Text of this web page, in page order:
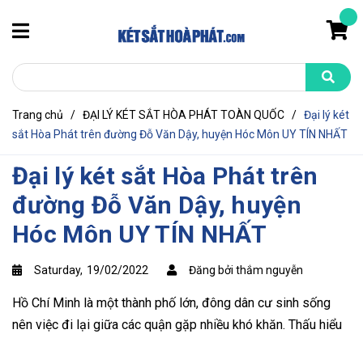
Trang chủ / ĐẠI LÝ KÉT SẮT HÒA PHÁT TOÀN QUỐC / Đại lý két
sắt Hòa Phát trên đường Đỗ Văn Dậy, huyện Hóc Môn UY TÍN NHẤT
Đại lý két sắt Hòa Phát trên
đường Đỗ Văn Dậy, huyện
Hóc Môn UY TÍN NHẤT
Saturday, 19/02/2022 Đăng bởi thắm nguyễn
Hồ Chí Minh là một thành phố lớn, đông dân cư sinh sống
nên việc đi lại giữa các quận gặp nhiều khó khăn. Thấu hiểu